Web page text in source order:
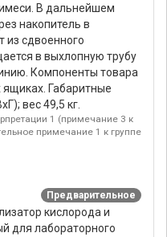
В дальнейшем
накопитель в
из сдвоенного
в выхлопную трубу
Компоненты товара
Габаритные
вес 49,5 кг.
1 (примечание 3 к
примечание 1 к группе
Предварительное
кислорода и
для лабораторного